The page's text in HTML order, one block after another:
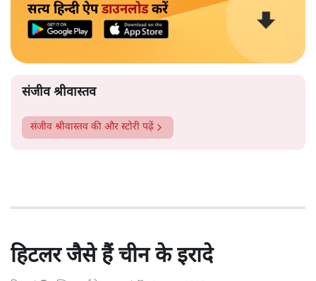
सत्य हिन्दी ऐपडाउनलोडकरें
संजीव श्रीवास्तव
संजीव श्रीवास्तव की और स्टोरी पढ़ें
हिटलर जैसे हैं चीन के इरादे